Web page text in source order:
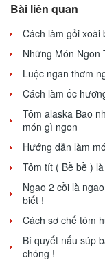
Bài liên quan
Cách làm gỏi xoài
Những Món Ngon
Luộc ngan thơm
Cách làm ốc
Tôm alaska Bao
món gì ngon
Hướng dẫn làm
Tôm tít ( Bề bề )
Ngao 2 cồi là
biết !
Cách sơ chế tôm
Bí quyết nấu súp
chóng !